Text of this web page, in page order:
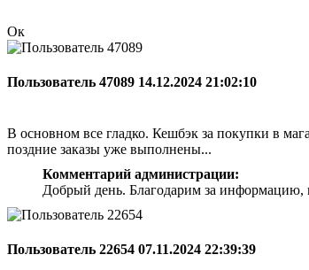
Ок
Пользователь 47089 14.12.2024 21:02:10
В основном все гладко. Кешбэк за покупки в
поздние заказы уже выполнены...
Комментарий администрации:
Добрый день. Благодарим за информацию,
Пользователь 22654 07.11.2024 22:39:39